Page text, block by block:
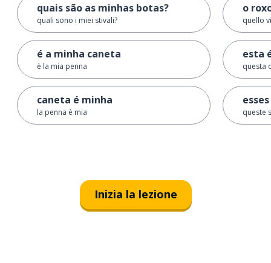
quais são as minhas botas?
quali sono i miei stivali?
é a minha caneta
è la mia penna
caneta é minha
la penna è mia
o
quello
esta
questa
queste
Inizia la lezione